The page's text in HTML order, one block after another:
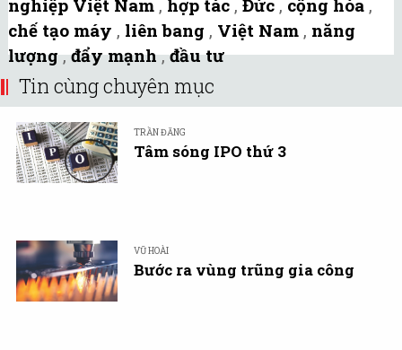
nghiệp Việt Nam , hợp tác , Đức , cộng hòa ,
chế tạo máy , liên bang , Việt Nam , năng
lượng,đẩy mạnh,đầu tư
Tin cùng chuyên mục
TRẦN ĐĂNG
Tâm sóng IPO thứ 3
VŨ HOÀI
Bước ra vùng trũng gia công